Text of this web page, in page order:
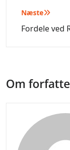
Næste
Fordele ved
Om